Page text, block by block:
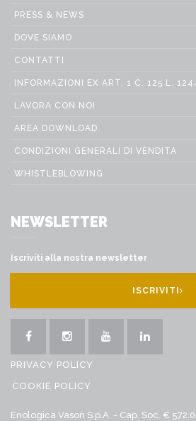
PRESS & NEWS
DOVE SIAMO
CONTATTI
INFORMAZIONI EX ART. 1 C. 125 L.
LAVORA CON NOI
AREA DOWNLOAD
CONDIZIONI GENERALI DI VENDITA
WHISTLEBLOWING
NEWSLETTER
Iscriviti alla nostra newsletter
ISCRIVITI
PRIVACY POLICY
COOKIE POLICY
Enologica Vason S.p.A. - Cap. Soc. €